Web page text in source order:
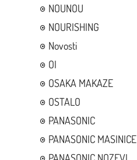
NOUNOU
NOURISHING
Novosti
OI
OSAKA MAKAZE
OSTALO
PANASONIC
PANASONIC MASINICE